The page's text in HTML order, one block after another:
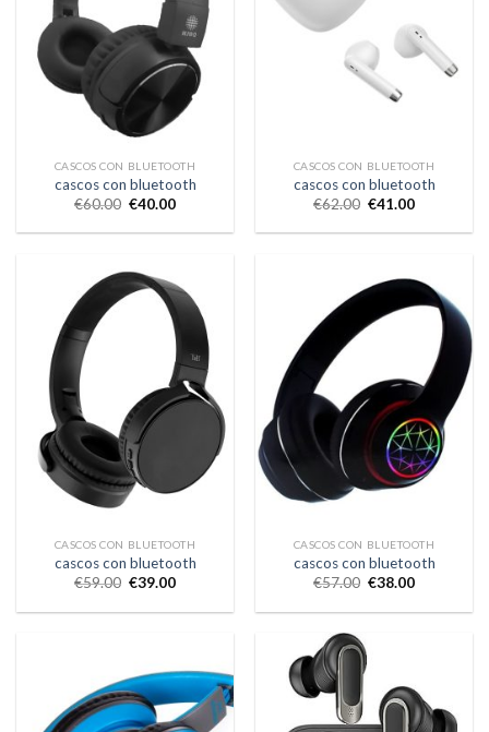
CASCOS CON BLUETOOTH
cascos con bluetooth
€60.00 €40.00
CASCOS CON BLUETOOTH
cascos con bluetooth
€62.00 €41.00
CASCOS CON BLUETOOTH
cascos con bluetooth
€59.00 €39.00
CASCOS CON BLUETOOTH
cascos con bluetooth
€57.00 €38.00